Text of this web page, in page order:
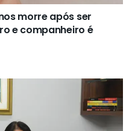
morre após ser
e companheiro é